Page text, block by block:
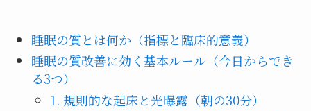
睡眠の質とは何か（指標と臨床的意義）
睡眠の質改善に効く基本ルール（今日からでき
る3つ）
1. 規則的な起床と光曝露（朝の30分）